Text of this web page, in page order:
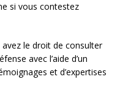
si vous contestez
avez le droit de consulter
avec l’aide d’un
et d’expertises